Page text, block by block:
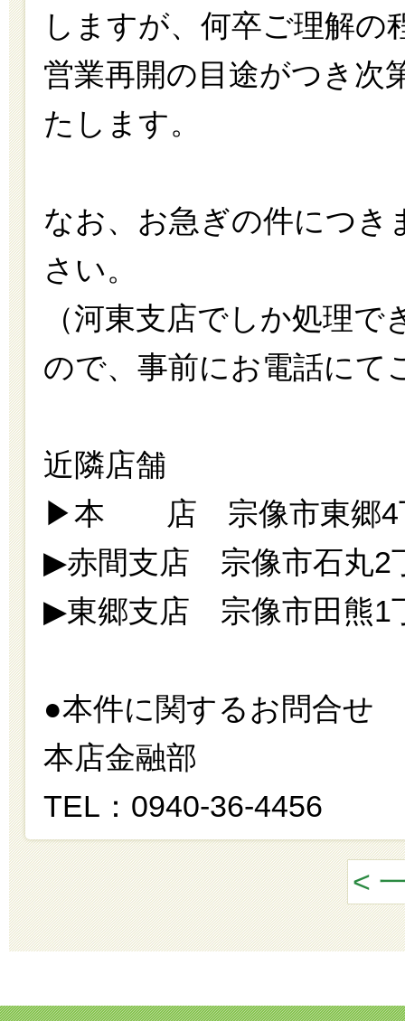
しますが、何卒ご理解
営業再開の目途がつき次
たします。
なお、お急ぎの件につき
さい。
（河東支店でしか処理
ので、事前にお電話にて
近隣店舗
▶本 店 宗像市東郷4
▶赤間支店 宗像市石丸2
▶東郷支店 宗像市田熊1
●本件に関するお問合せ
本店金融部
TEL：0940-36-4456
<